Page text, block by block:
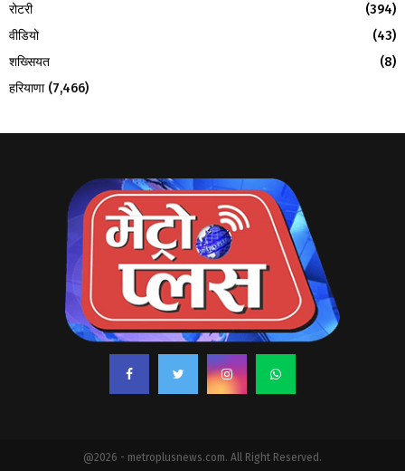
रोटरी
(394)
वीडियो
(43)
शख्सियत
(8)
हरियाणा(7,466)
@2026 - metroplusnews.com. All Right Reserved.